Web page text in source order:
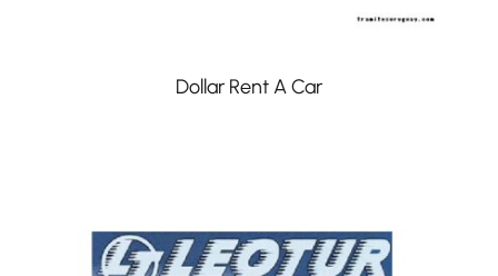
Dollar Rent A Car